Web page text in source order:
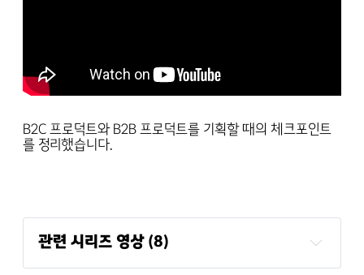
B2C 프로덕트와 B2B 프로덕트를 기획할 때의 체크포인트
를 정리했습니다.
관련 시리즈 영상 (8)
IT 제품 관리자의 직무 구문 (프로덕트 오너, 프로